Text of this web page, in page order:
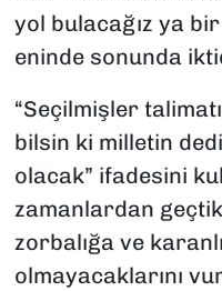
yol bulacağız ya
eninde sonunda
“Seçilmişler
bilsin ki milletin
olacak” ifadesini
zamanlardan
zorbalığa ve
olmayacaklarını